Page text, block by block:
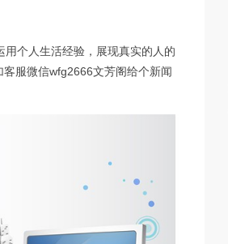
用个人生活经验，展现真实的人的
服微信wfg2666文芳阁给个新闻